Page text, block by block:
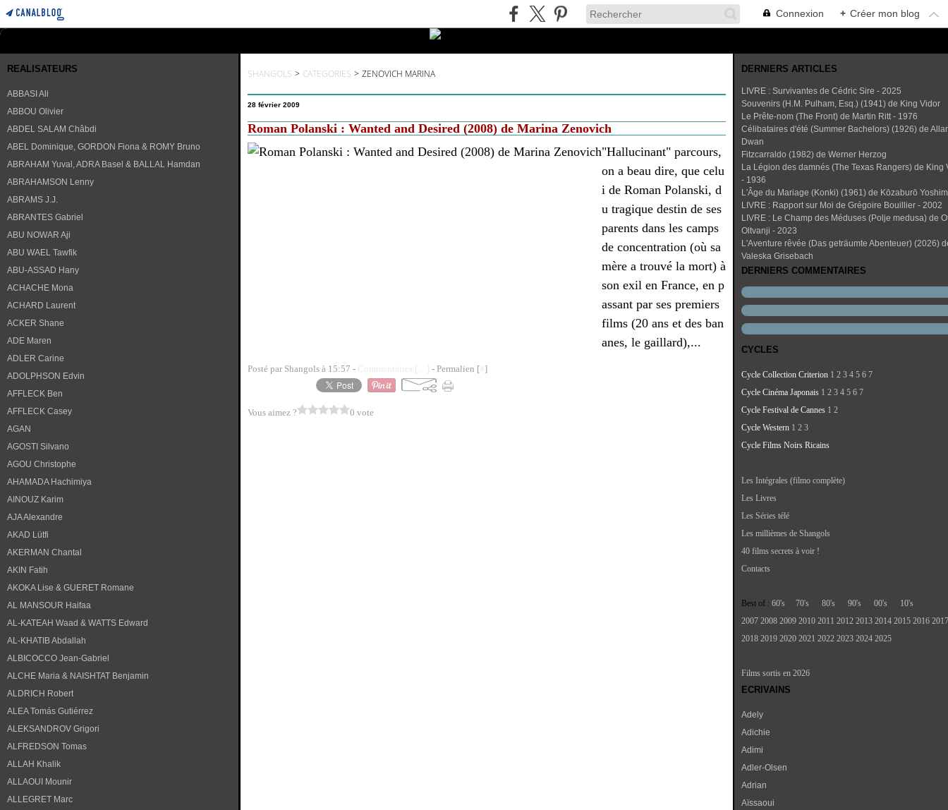
Connexion + Créer mon blog
REALISATEURS
ABBASI Ali
ABBOU Olivier
ABDEL SALAM Châbdi
ABEL Dominique, GORDON Fiona & ROMY Bruno
ABRAHAM Yuval, ADRA Basel & BALLAL Hamdan
ABRAHAMSON Lenny
ABRAMS J.J.
ABRANTES Gabriel
ABU NOWAR Aji
ABU WAEL Tawfik
ABU-ASSAD Hany
ACHACHE Mona
ACHARD Laurent
ACKER Shane
ADE Maren
ADLER Carine
ADOLPHSON Edvin
AFFLECK Ben
AFFLECK Casey
AGAN
AGOSTI Silvano
AGOU Christophe
AHAMADA Hachimiya
AINOUZ Karim
AJA Alexandre
AKAD Lütfi
AKERMAN Chantal
AKIN Fatih
AKOKA Lise & GUERET Romane
AL MANSOUR Haifaa
AL-KATEAH Waad & WATTS Edward
AL-KHATIB Abdallah
ALBICOCCO Jean-Gabriel
ALCHE Maria & NAISHTAT Benjamin
ALDRICH Robert
ALEA Tomás Gutiérrez
ALEKSANDROV Grigori
ALFREDSON Tomas
ALLAH Khalik
ALLAOUI Mounir
ALLEGRET Marc
SHANGOLS > CATEGORIES > ZENOVICH MARINA
28 février 2009
Roman Polanski : Wanted and Desired (2008) de Marina Zenovich
"Hallucinant" parcours,
on a beau dire, que celu
i de Roman Polanski, d
u tragique destin de ses
parents dans les camps
de concentration (où sa
mère a trouvé la mort) à
son exil en France, en p
assant par ses premiers
films (20 ans et des ban
anes, le gaillard),...
Posté par Shangols à 15:57 - Commentaires [ - Permalien [ ]
Vous aimez ? 0 vote
DERNIERS ARTICLES
LIVRE : Survivantes de Cédric Sire - 2025
Souvenirs (H.M. Pulham, Esq.) (1941) de King Vidor
Le Prête-nom (The Front) de Martin Ritt - 1976
Célibataires d'été (Summer Bachelors) (1926) de
Dwan
Fitzcarraldo (1982) de Werner Herzog
La Légion des damnés (The Texas Rangers) de King
- 1936
L'Âge du Mariage (Konki) (1961) de Kōzaburō
LIVRE : Rapport sur Moi de Grégoire Bouillier - 2002
LIVRE : Le Champ des Méduses (Polje medusa) de
Oltvanji - 2023
L'Aventure rêvée (Das geträumte Abenteuer) (2026)
Valeska Grisebach
DERNIERS COMMENTAIRES
CYCLES
Cycle Collection Criterion 1 2 3 4 5 6 7
Cycle Cinéma Japonais 1 2 3 4 5 6 7
Cycle Festival de Cannes 1 2
Cycle Western 1 2 3
Cycle Films Noirs Ricains
Les Intégrales (filmo complète)
Les Livres
Les Séries télé
Les millièmes de Shangols
40 films secrets à voir !
Contacts
Best of : 60's 70's 80's 90's 00's
10's
2007 2008 2009 2010 2011 2012 2013 2014 2015 2016 2017
2018 2019 2020 2021 2022 2023 2024 2025
Films sortis en 2026
ECRIVAINS
Adely
Adichie
Adimi
Adler-Olsen
Adrian
Aïssaoui